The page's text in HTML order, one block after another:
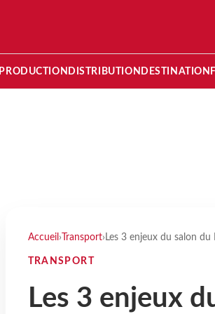
PRODUCTION DISTRIBUTION DESTINATION
Accueil › Transport› Les 3 enjeux du salon
TRANSPORT
Les 3 enjeux